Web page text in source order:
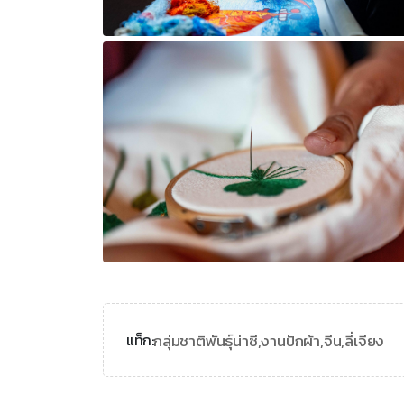
แท็ก:กลุ่มชาติพันธุ์น่าซี,งานปักผ้า,จีน,ลี่เจียง